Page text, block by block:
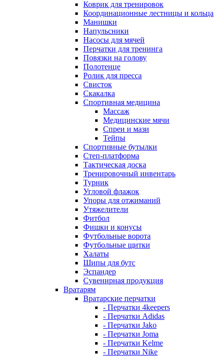
Коврик для тренировок
Координационные лестницы и кольца
Манишки
Напульсники
Насосы для мячей
Перчатки для тренинга
Повязки на голову
Полотенце
Ролик для пресса
Свисток
Скакалка
Спортивная медицина
Массаж
Медицинские мячи
Спреи и мази
Тейпы
Спортивные бутылки
Степ-платформа
Тактическая доска
Тренировочный инвентарь
Турник
Угловой флажок
Упоры для отжиманий
Утяжелители
Фитбол
Фишки и конусы
Футбольные ворота
Футбольные щитки
Халаты
Шипы для бутс
Эспандер
Сувенирная продукция
Вратарям
Вратарские перчатки
- Перчатки 4keepers
- Перчатки Adidas
- Перчатки Jako
- Перчатки Joma
- Перчатки Kelme
- Перчатки Nike